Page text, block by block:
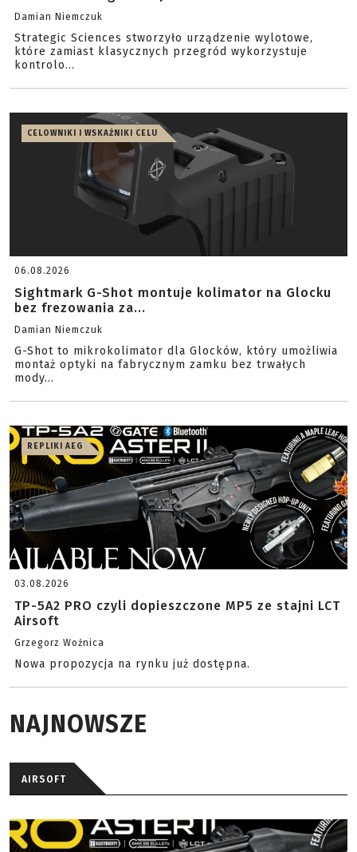
Damian Niemczuk
Strategic Sciences stworzyło urządzenie wylotowe,
które zamiast klasycznych przegród wykorzystuje
kontrolo...
CELOWNIKI I WSKAŹNIKI CELU
06.08.2026
Sightmark G-Shot montuje kolimator na Glocku
bez frezowania za...
Damian Niemczuk
G-Shot to mikrokolimator dla Glocków, który umożliwia
montaż optyki na fabrycznym zamku bez trwałych
mody...
REPLIKI AEG
03.08.2026
TP-5A2 PRO czyli dopieszczone MP5 ze stajni LCT
Airsoft
Grzegorz Woźnica
Nowa propozycja na rynku już dostępna.
NAJNOWSZE
AIRSOFT